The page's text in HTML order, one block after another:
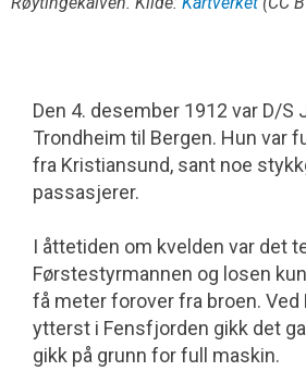
Den 4. desember 1912 var D/S
Trondheim til Bergen. Hun var
fra Kristiansund, sant noe
passasjerer.
I åttetiden om kvelden var det
Førstestyrmannen og losen
få meter forover fra broen. Ved
ytterst i Fensfjorden gikk det
gikk på grunn for full maskin.